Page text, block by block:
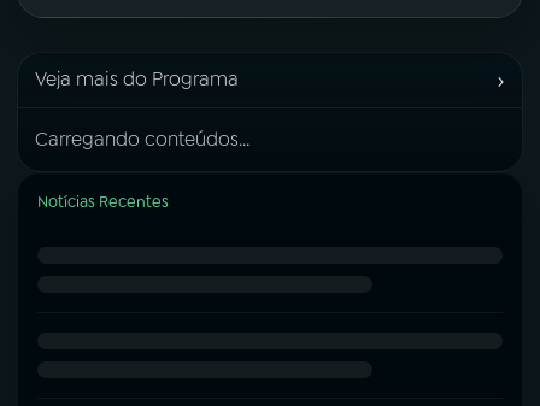
Veja mais do Programa ›
Carregando conteúdos...
Notícias Recentes